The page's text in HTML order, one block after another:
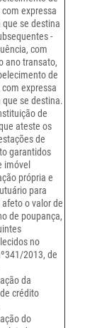
expressa
se destina
-
com
ano transato,
de
expressa
se destina.
de
ateste os
de
garantidos
imóvel
própria e
para
o valor de
de poupança,
no
2013, de
da
crédito
do